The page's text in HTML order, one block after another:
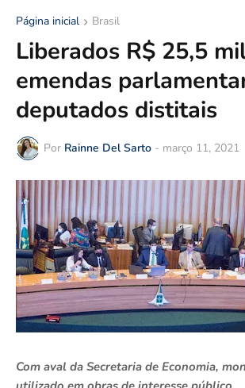
Página inicial Brasil
Liberados R$ 25,5
emendas
deputados distitais
Por Rainne Del Sarto - março 11, 2021
Com aval da Secretaria de Economia,